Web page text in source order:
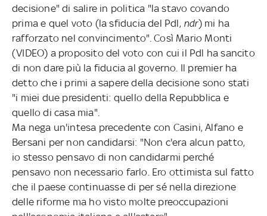
decisione" di salire in politica "la stavo covando
prima e quel voto (la sfiducia del Pdl, ndr) mi ha
rafforzato nel convincimento". Così Mario Monti
(VIDEO) a proposito del voto con cui il Pdl ha sancito
di non dare più la fiducia al governo. Il premier ha
detto che i primi a sapere della decisione sono stati
"i miei due presidenti: quello della Repubblica e
quello di casa mia".
Ma nega un'intesa precedente con Casini, Alfano e
Bersani per non candidarsi: "Non c'era alcun patto,
io stesso pensavo di non candidarmi perché
pensavo non necessario farlo. Ero ottimista sul fatto
che il paese continuasse di per sé nella direzione
delle riforme ma ho visto molte preoccupazioni